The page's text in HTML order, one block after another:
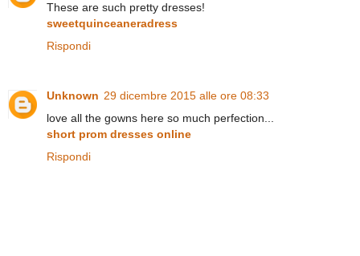
These are such pretty dresses!
sweetquinceaneradress
Rispondi
Unknown 29 dicembre 2015 alle ore 08:33
love all the gowns here so much perfection...
short prom dresses online
Rispondi